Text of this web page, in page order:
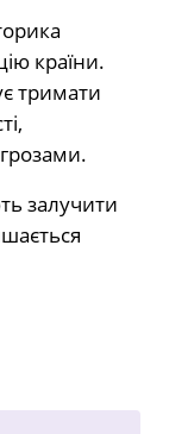
країни.
тримати
залучити